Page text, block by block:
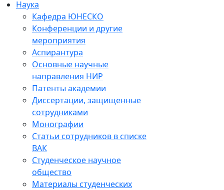
Наука
Кафедра ЮНЕСКО
Конференции и другие
мероприятия
Аспирантура
Основные научные
направления НИР
Патенты академии
Диссертации, защищенные
сотрудниками
Монографии
Статьи сотрудников в списке
ВАК
Студенческое научное
общество
Материалы студенческих